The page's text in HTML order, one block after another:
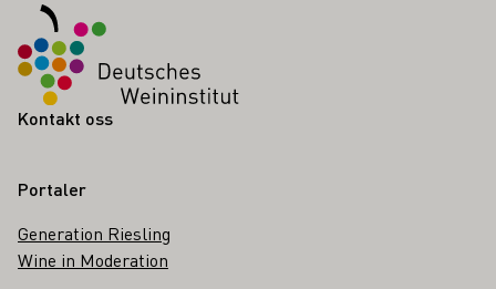
Kontakt oss
Portaler
Generation Riesling
Wine in Moderation